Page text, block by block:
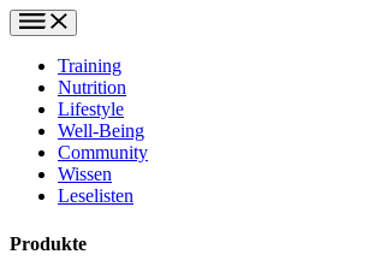
Training
Nutrition
Lifestyle
Well-Being
Community
Wissen
Leselisten
Produkte